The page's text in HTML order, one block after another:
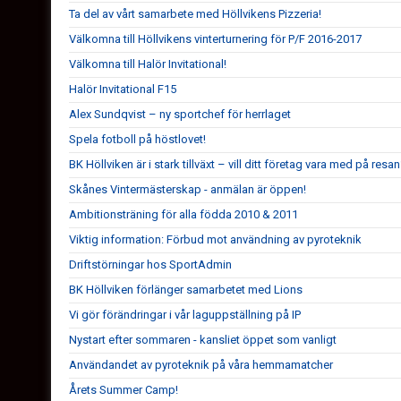
Ta del av vårt samarbete med Höllvikens Pizzeria!
Välkomna till Höllvikens vinterturnering för P/F 2016-2017
Välkomna till Halör Invitational!
Halör Invitational F15
Alex Sundqvist – ny sportchef för herrlaget
Spela fotboll på höstlovet!
BK Höllviken är i stark tillväxt – vill ditt företag vara med på
Skånes Vintermästerskap - anmälan är öppen!
Ambitionsträning för alla födda 2010 & 2011
Viktig information: Förbud mot användning av pyroteknik
Driftstörningar hos SportAdmin
BK Höllviken förlänger samarbetet med Lions
Vi gör förändringar i vår laguppställning på IP
Nystart efter sommaren - kansliet öppet som vanligt
Användandet av pyroteknik på våra hemmamatcher
Årets Summer Camp!